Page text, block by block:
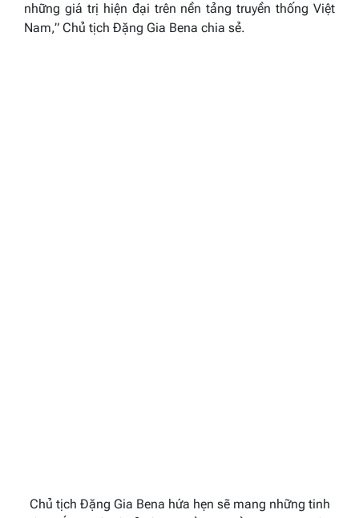
những giá trị hiện đại trên nền tảng truyền thống Việt
Nam,” Chủ tịch Đặng Gia Bena chia sẻ.
Chủ tịch Đặng Gia Bena hứa hẹn sẽ mang những tinh